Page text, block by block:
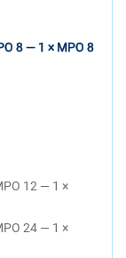
8 — 1 × MPO 8
12 — 1 ×
24 — 1 ×